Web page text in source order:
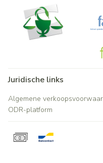
Juridische links
Algemene
ODR-platform